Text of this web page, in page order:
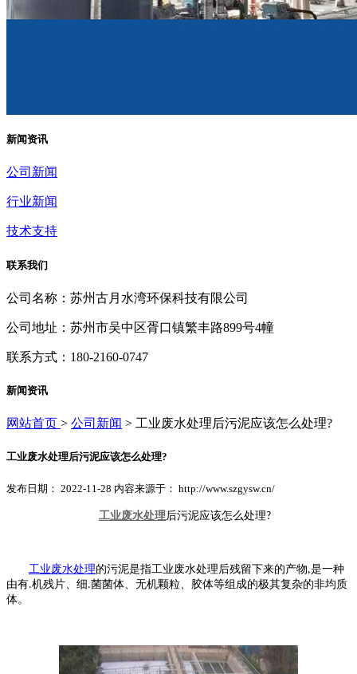
新闻资讯
公司新闻
行业新闻
技术支持
联系我们
公司名称：苏州古月水湾环保科技有限公司
公司地址：苏州市吴中区胥口镇繁丰路899号4幢
联系方式：180-2160-0747
新闻资讯
网站首页 > 公司新闻 > 工业废水处理后污泥应该怎么处理?
工业废水处理后污泥应该怎么处理?
发布日期： 2022-11-28 内容来源于： http://www.szgysw.cn/
工业废水处理后污泥应该怎么处理?
工业废水处理的污泥是指工业废水处理后残留下来的产物,是一种
由有.机残片、细 .菌菌体、无机颗粒、胶体等组成的极其复杂的非均质
体。